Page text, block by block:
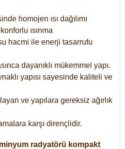
homojen ısı dağılımı
ısınma
hacmi ile enerji tasarrufu
dayanıklı mükemmel yapı.
yapısı sayesinde kaliteli ve
ve yapılara gereksiz ağırlık
karşı dirençlidir.
radyatörü kompakt